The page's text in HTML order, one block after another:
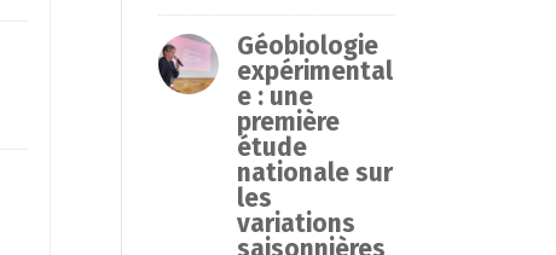
Géobiologie
expérimental
e : une
première
étude
nationale sur
les
variations